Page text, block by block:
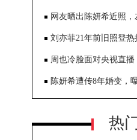
网友晒出陈妍希近照
没跟陈晓闹婚变
刘亦菲21年前旧照登热
这种布灵布灵的东西又
周也冷脸面对央视直
陈妍希遭传8年婚变，
热